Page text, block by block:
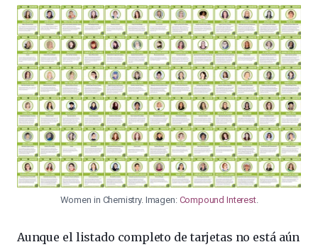
Women in Chemistry. Imagen: Compound Interest.
Aunque el listado completo de tarjetas no está aún